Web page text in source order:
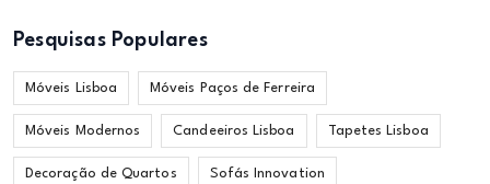
Pesquisas Populares
Móveis Lisboa Móveis Paços de Ferreira
Móveis Modernos Candeeiros Lisboa Tapetes Lisboa
Decoração de Quartos Sofás Innovation